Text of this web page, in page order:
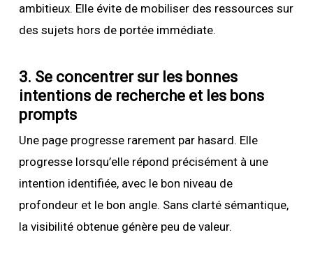
ambitieux. Elle évite de mobiliser des ressources sur
des sujets hors de portée immédiate.
3. Se concentrer sur les bonnes
intentions de recherche et les bons
prompts
Une page progresse rarement par hasard. Elle
progresse lorsqu’elle répond précisément à une
intention identifiée, avec le bon niveau de
profondeur et le bon angle. Sans clarté sémantique,
la visibilité obtenue génère peu de valeur.